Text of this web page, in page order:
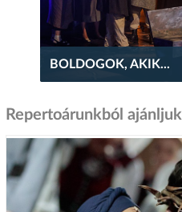
BOLDOGOK, AKIK...
Repertoárunkból ajánljuk